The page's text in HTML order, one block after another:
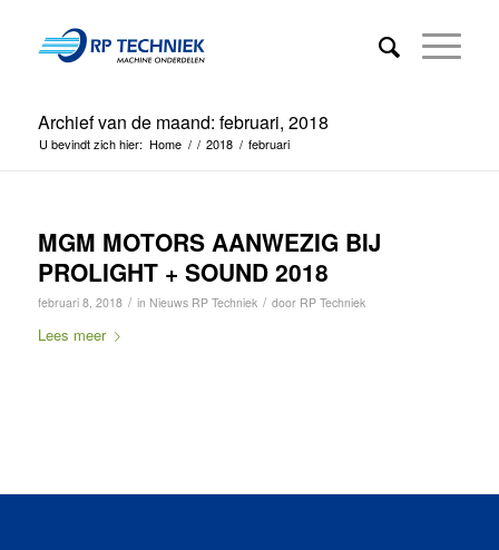
Archief van de maand: februari, 2018
U bevindt zich hier: Home / / 2018 / februari
MGM MOTORS AANWEZIG BIJ
PROLIGHT + SOUND 2018
februari 8, 2018 / in Nieuws RP Techniek / door RP Techniek
Lees meer